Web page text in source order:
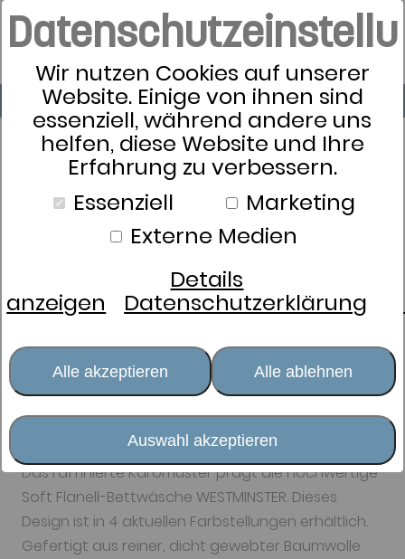
Wir nutzen Cookies auf unserer
Website. Einige von ihnen sind
essenziell, während andere uns
helfen, diese Website und Ihre
Erfahrung zu verbessern.
Essenziell
Marketing
Externe Medien
Details
anzeigen Datenschutzerklärung
Alle akzeptieren Alle ablehnen
Auswahl akzeptieren
Bettwäsche Elegante
Westminster
Das raffinierte Karomuster prägt die hochwertige
Soft Flanell-Bettwäsche WESTMINSTER. Dieses
Design ist in 4 aktuellen Farbstellungen erhältlich.
Gefertigt aus reiner, dicht gewebter Baumwolle